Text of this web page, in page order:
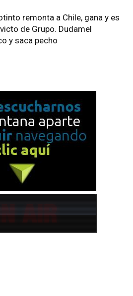
remonta a Chile, gana y es
de Grupo. Dudamel
y saca pecho